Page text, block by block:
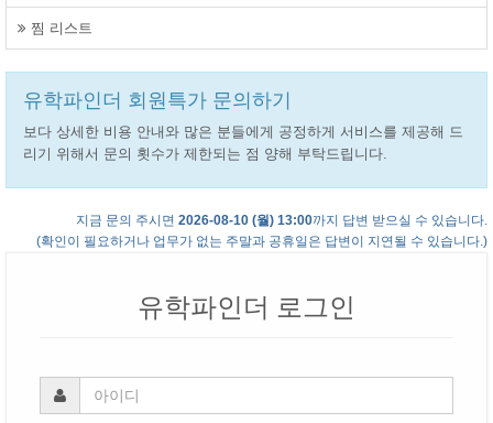
찜 리스트
유학파인더 회원특가 문의하기
보다 상세한 비용 안내와 많은 분들에게 공정하게 서비스를 제공해 드
리기 위해서 문의 횟수가 제한되는 점 양해 부탁드립니다.
지금 문의 주시면 2026-08-10 (월) 13:00까지 답변 받으실 수 있습니다.
(확인이 필요하거나 업무가 없는 주말과 공휴일은 답변이 지연될 수 있습니다.)
유학파인더 로그인